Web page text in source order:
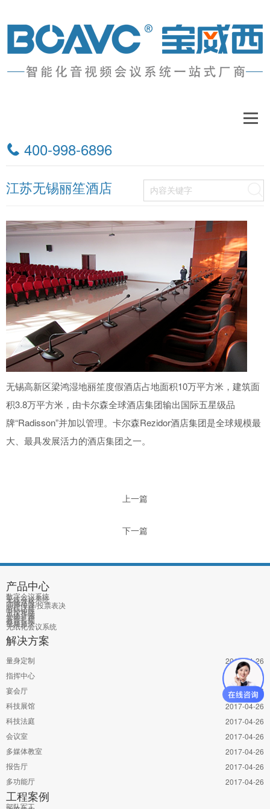
400-998-6896
请选择
江苏无锡丽笙酒店
无锡高新区梁鸿湿地丽笙度假酒店占地面积10万平方米，建筑面
积3.8万平方米，由卡尔森全球酒店集团输出国际五星级品
牌“Radisson”并加以管理。卡尔森Rezidor酒店集团是全球规模最
大、最具发展活力的酒店集团之一。
上一篇
下一篇
产品中心
数字会议系统
无线会议系统
无线话筒
同声传译/投票表决
有线话筒
中控矩阵
单体音频
智能扩声
教育音频
视频摄录
无纸化会议系统
解决方案
量身定制
2017-04-26
指挥中心
2017-04-26
宴会厅
2017-04-26
科技展馆
2017-04-26
科技法庭
2017-04-26
会议室
2017-04-26
多媒体教室
2017-04-26
报告厅
2017-04-26
多功能厅
2017-04-26
工程案例
部队军工